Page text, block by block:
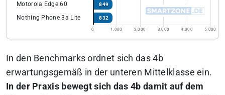
Motorola Edge 60 849
Nothing Phone 3a Lite 832
0 1.000 2.000 3.000 4.000 5.000
In den Benchmarks ordnet sich das 4b
erwartungsgemäß in der unteren Mittelklasse ein.
In der Praxis bewegt sich das 4b damit auf dem